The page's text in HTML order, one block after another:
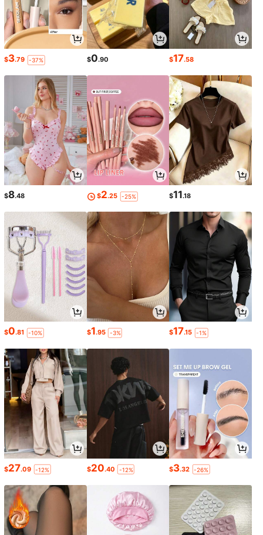
$3.79 -37% $0.90 $17.58
$8.48 $2.25 -25% $11.18
$0.81 -10% $1.95 -3% $17.15 -1%
$27.09 -12% $20.40 -12% $3.32 -26%